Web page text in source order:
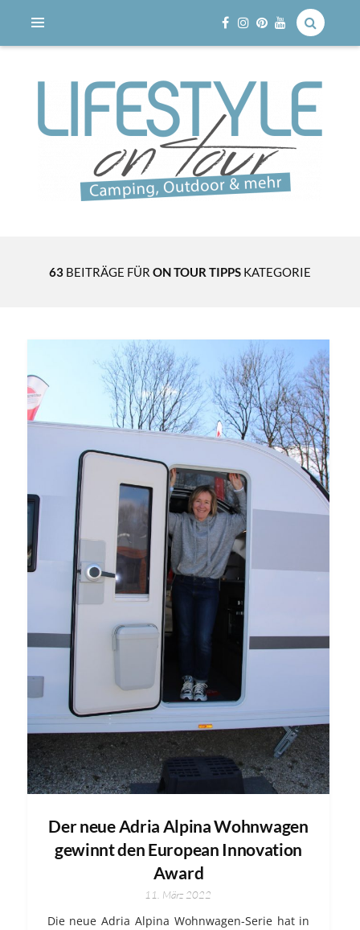
63 BEITRÄGE FÜR ON TOUR TIPPS KATEGORIE
Der neue Adria Alpina Wohnwagen
gewinnt den European Innovation
Award
11. März 2022
Die neue Adria Alpina Wohnwagen-Serie hat in